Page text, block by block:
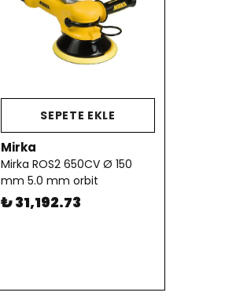
SEPETE EKLE
Mirka
Mirka ROS2 650CV Ø 150
mm 5.0 mm orbit
₺ 31,192.73